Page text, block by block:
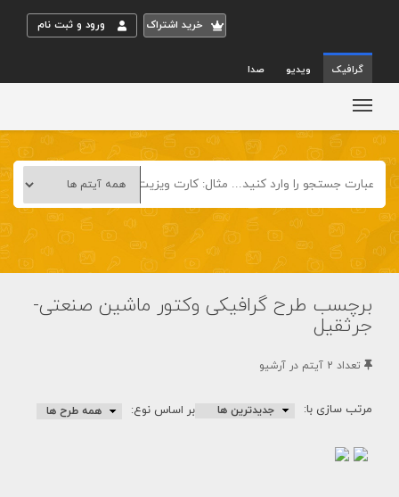
خريد اشتراک ورود و ثبت نام
گرافیک ویدیو صدا
برچسب طرح گرافیکی وکتور ماشین صنعتی-
جرثقیل
تعداد 2 آيتم در آرشيو
مرتب سازی با: بر اساس نوع: